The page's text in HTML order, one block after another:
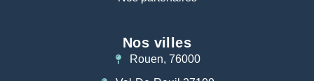
Nos villes
Rouen, 76000